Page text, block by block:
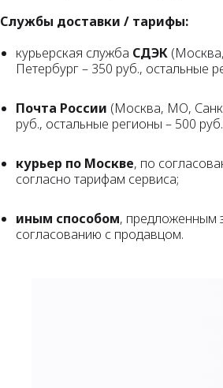
Службы доставки / тарифы:
курьерская служба СДЭК
Петербург – 350 руб., остальные
Почта России (Москва, МО,
руб., остальные регионы – 500
курьер по Москве, по
согласно тарифам сервиса;
иным способом, предложенным
согласованию с продавцом.